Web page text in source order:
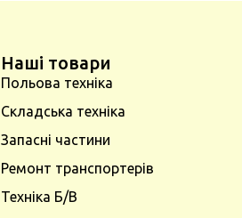
Наші товари
Польова техніка
Складська техніка
Запасні частини
Ремонт транспортерів
Техніка Б/В